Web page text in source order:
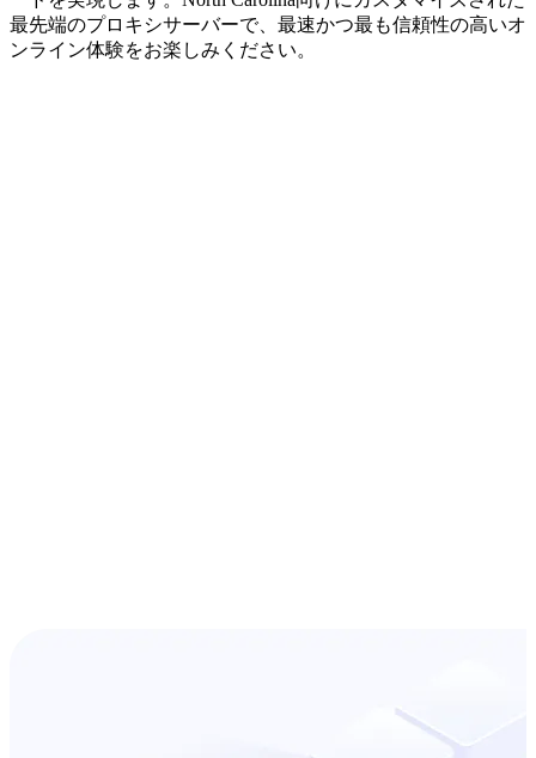
最先端のプロキシサーバーで、最速かつ最も信頼性の高いオ
ンライン体験をお楽しみください。